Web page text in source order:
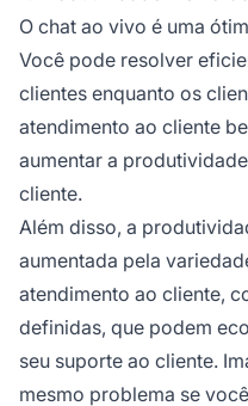
O chat ao vivo é uma
Você pode resolver
clientes enquanto os
atendimento ao cliente
aumentar a
cliente.
Além disso, a
aumentada pela
atendimento ao cliente,
definidas, que podem
seu suporte ao cliente.
mesmo problema se